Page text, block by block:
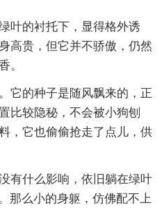
叶的衬托下，显得格外诱
高贵，但它并不骄傲，仍然
。
它的种子是随风飘来的，正
比较隐秘，不会被小狗刨
，它也偷偷抢走了点儿，供
有什么影响，依旧躺在绿叶
那么小的身躯，仿佛配不上